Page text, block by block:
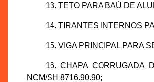
13. TETO PARA BAÚ DE
14. TIRANTES INTERNOS
15. VIGA PRINCIPAL PARA
16. CHAPA CORRUGADA
NCM/SH 8716.90.90;